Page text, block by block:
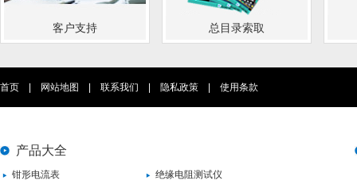
客户支持 总目录索取
首页 网站地图 联系我们 隐私政策 使用条款
产品大全
钳形电流表 绝缘电阻测试仪